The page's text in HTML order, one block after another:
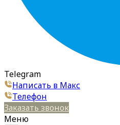
Telegram
Написать в Макс
Телефон
Заказать звонок
Меню